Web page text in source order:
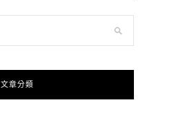
文章分類